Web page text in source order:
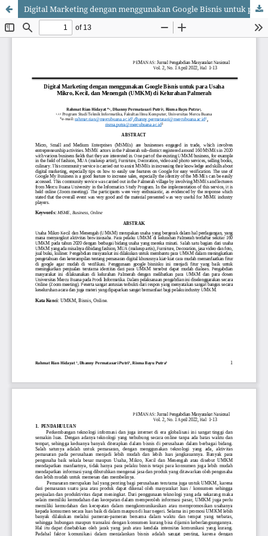
Digital Marketing dengan menggunakan Google Bisnis untuk para Usaha Mikro, Kecil, dan Menengah (UMKM) di Kelurahan Palmerah